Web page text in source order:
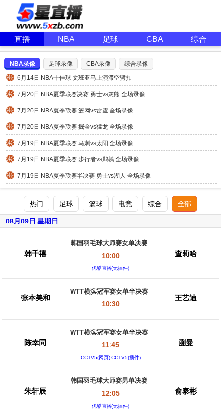
直播 NBA 足球 CBA 综合
NBA录像 足球录像 CBA录像 综合录像
6月14日 NBA十佳球 文班亚马上演滞空劈扣
7月20日 NBA夏季联赛决赛 勇士vs灰熊 全场录像
7月20日 NBA夏季联赛 篮网vs雷霆 全场录像
7月20日 NBA夏季联赛 掘金vs猛龙 全场录像
7月19日 NBA夏季联赛 马刺vs太阳 全场录像
7月19日 NBA夏季联赛 步行者vs鹈鹕 全场录像
7月19日 NBA夏季联赛半决赛 勇士vs湖人 全场录像
热门 足球 篮球 电竞 综合 全部
08月09日 星期日
韩千禧
韩国羽毛球大师赛女单决赛
10:00
优酷直播(无插件)
查莉哈
张本美和
WTT横滨冠军赛女单半决赛
10:30
王艺迪
陈幸同
WTT横滨冠军赛女单半决赛
11:45
CCTV5(网页) CCTV5(插件)
蒯曼
朱轩辰
韩国羽毛球大师赛男单决赛
12:05
优酷直播(无插件)
俞泰彬